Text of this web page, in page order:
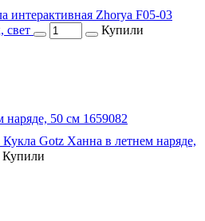
интерактивная Zhorya F05-03
свет
Купили
50 см 1659082
Gotz Ханна в летнем наряде,
Купили